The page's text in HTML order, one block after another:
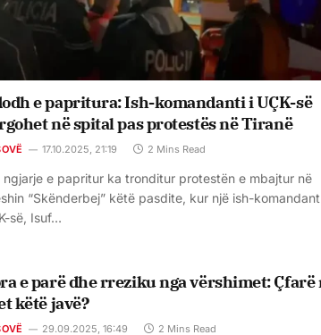
e papritura: Ish-komandanti i UÇK-së
në spital pas protestës në Tiranë
17.10.2025, 21:19 2 Mins Read
ngjarje e papritur ka tronditur protestën e mbajtur në
“Skënderbej” këtë pasdite, kur një ish-
së, Isuf…
e parë dhe rreziku nga vërshimet: Çfarë
këtë javë?
29.09.2025, 16:49 2 Mins Read